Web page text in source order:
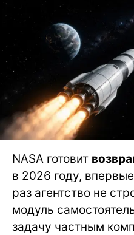
NASA готовит
в 2026 году,
раз агентство не
модуль
задачу частным